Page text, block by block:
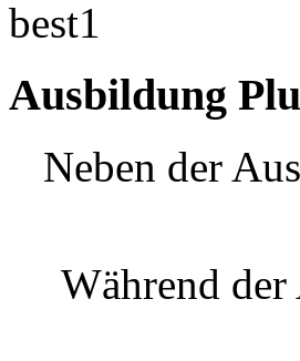
Ausbildung
Neben der
Während